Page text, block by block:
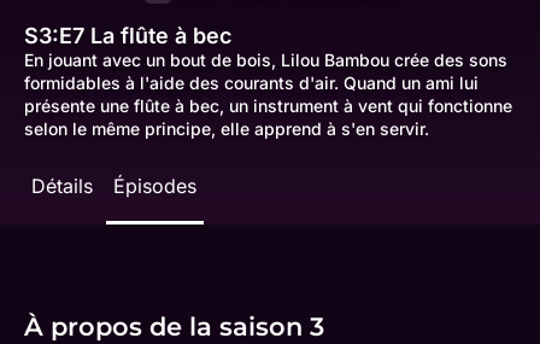
S3:E7 La flûte à bec
En jouant avec un bout de bois, Lilou Bambou crée des sons
formidables à l'aide des courants d'air. Quand un ami lui
présente une flûte à bec, un instrument à vent qui fonctionne
selon le même principe, elle apprend à s'en servir.
Détails Épisodes
À propos de la saison 3